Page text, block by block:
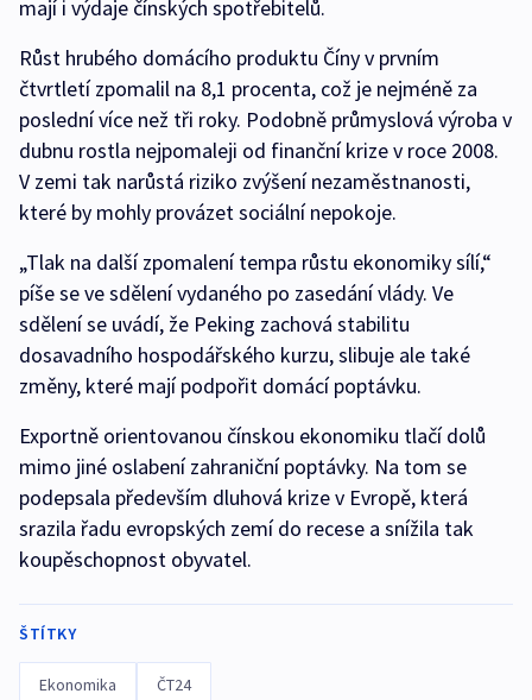
mají i výdaje čínských spotřebitelů.
Růst hrubého domácího produktu Číny v prvním
čtvrtletí zpomalil na 8,1 procenta, což je nejméně za
poslední více než tři roky. Podobně průmyslová výroba v
dubnu rostla nejpomaleji od finanční krize v roce 2008.
V zemi tak narůstá riziko zvýšení nezaměstnanosti,
které by mohly provázet sociální nepokoje.
„Tlak na další zpomalení tempa růstu ekonomiky sílí,“
píše se ve sdělení vydaného po zasedání vlády. Ve
sdělení se uvádí, že Peking zachová stabilitu
dosavadního hospodářského kurzu, slibuje ale také
změny, které mají podpořit domácí poptávku.
Exportně orientovanou čínskou ekonomiku tlačí dolů
mimo jiné oslabení zahraniční poptávky. Na tom se
podepsala především dluhová krize v Evropě, která
srazila řadu evropských zemí do recese a snížila tak
koupěschopnost obyvatel.
ŠTÍTKY
Ekonomika ČT24